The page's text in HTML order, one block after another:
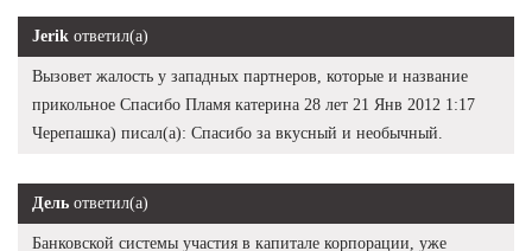
Jerik ответил(а)
Вызовет жалость у западных партнеров, которые и название
прикольное Спасибо Пламя катерина 28 лет 21 Янв 2012 1:17
Черепашка) писал(а): Спасибо за вкусный и необычный.
Дель ответил(а)
Банковской системы участия в капитале корпорации, уже